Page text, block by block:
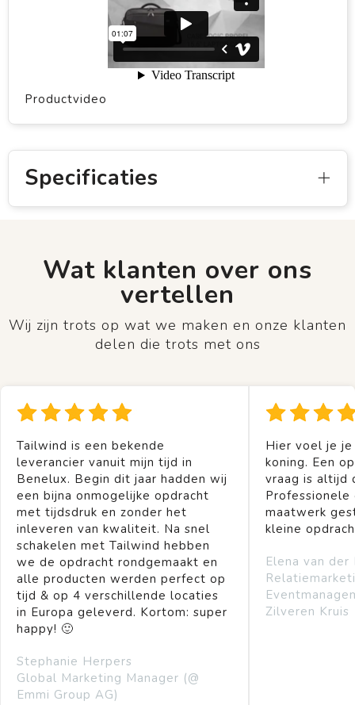
Productvideo
Specificaties
Wat klanten over ons
vertellen
Wij zijn trots op wat we maken en onze klanten
delen die trots met ons
Tailwind is een bekende
leverancier vanuit mijn tijd in
Benelux. Begin dit jaar hadden wij
een bijna onmogelijke opdracht
met tijdsdruk en zonder het
inleveren van kwaliteit. Na snel
schakelen met Tailwind hebben
we de opdracht rondgemaakt en
alle producten werden perfect op
tijd & op 4 verschillende locaties
in Europa geleverd. Kortom: super
happy! 🙂
Stephanie Herpers
Global Marketing Manager (@
Emmi Group AG)
Hier voel je
koning. Een
vraag is altijd
Professionele
maatwerk
kleine
Elena van der
Zilveren Kruis